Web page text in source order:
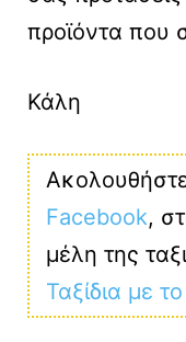
προϊόντα που
Κάλη
Facebook,
μέλη της
Ταξίδια με